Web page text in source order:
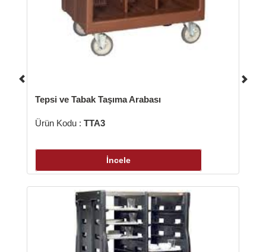
Taşıma Arabası